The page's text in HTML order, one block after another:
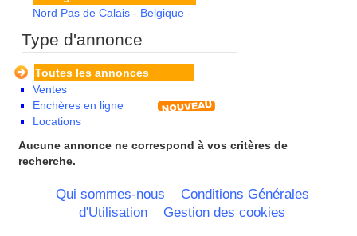
Nord Pas de Calais - Belgique -
Pays de la Loire
Picardie
Poitou Charentes
Principauté de Monaco
Provence Alpes Cote d'Azur -
Italie
Rhone Alpes
Type d'annonce
Toutes les annonces
Ventes
Enchères en ligne
Locations
Aucune annonce ne correspond à vos critères de
recherche.
Qui sommes-nous
Conditions Générales
d'Utilisation
Gestion des cookies